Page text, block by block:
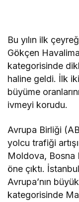
Bu yılın ilk
Gökçen
kategorisinde
haline geldi. İlk
büyüme
ivmeyi korudu.
Avrupa Birliği
yolcu trafiği
Moldova, Bosna
öne çıktı.
Avrupa’nın
kategorisinde